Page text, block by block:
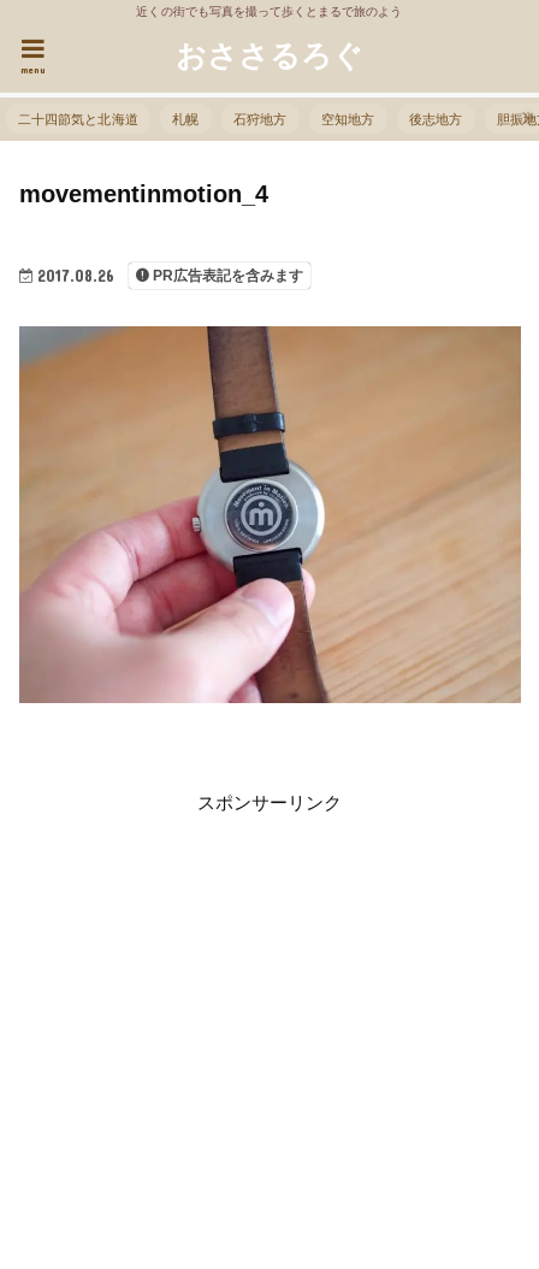
近くの街でも写真を撮って歩くとまるで旅のよう
おささるろぐ
menu
二十四節気と北海道 札幌 石狩地方 空知地方 後志地方 胆振
2017.08.26 PR広告表記を含みます
movementinmotion_4
スポンサーリンク